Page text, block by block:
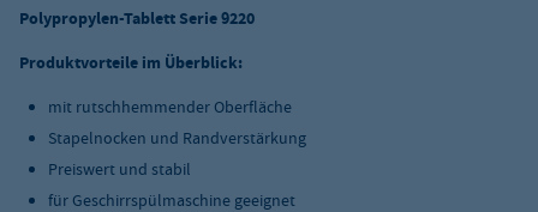
Polypropylen-Tablett Serie 9220
Produktvorteile im Überblick:
mit rutschhemmender Oberfläche
Stapelnocken und Randverstärkung
Preiswert und stabil
für Geschirrspülmaschine geeignet